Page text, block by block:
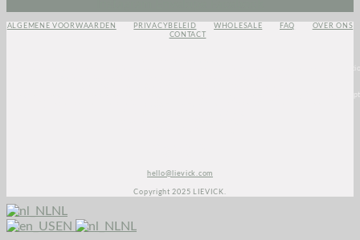
ALGEMENE VOORWAARDEN PRIVACYBELEID WHOLESALE FAQ
OVER ONS
CONTACT
hello@lievick.com
Copyright 2025 LIEVICK.
NL
EN
NL